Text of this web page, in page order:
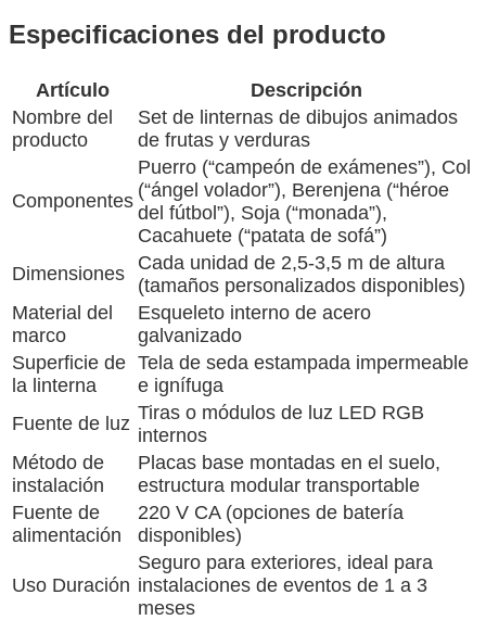
Especificaciones del producto
Artículo
Descripción
Nombre del
producto
Set de linternas de dibujos animados
de frutas y verduras
Componentes
Puerro (“campeón de exámenes”), Col
(“ángel volador”), Berenjena (“héroe
del fútbol”), Soja (“monada”),
Cacahuete (“patata de sofá”)
Dimensiones
Cada unidad de 2,5-3,5 m de altura
(tamaños personalizados disponibles)
Material del
marco
Esqueleto interno de acero
galvanizado
Superficie de
la linterna
Tela de seda estampada impermeable
e ignífuga
Fuente de luz Tiras o módulos de luz LED RGB
internos
Método de
instalación
Placas base montadas en el suelo,
estructura modular transportable
Fuente de
alimentación
220 V CA (opciones de batería
disponibles)
Uso Duración
Seguro para exteriores, ideal para
instalaciones de eventos de 1 a 3
meses